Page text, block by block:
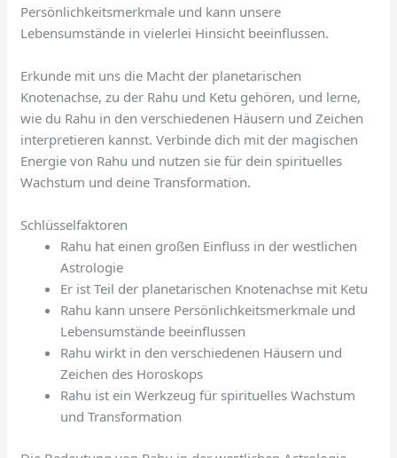
Persönlichkeitsmerkmale und kann unsere
Lebensumstände in vielerlei Hinsicht beeinflussen.
Erkunde mit uns die Macht der planetarischen
Knotenachse, zu der Rahu und Ketu gehören, und lerne,
wie du Rahu in den verschiedenen Häusern und Zeichen
interpretieren kannst. Verbinde dich mit der magischen
Energie von Rahu und nutzen sie für dein spirituelles
Wachstum und deine Transformation.
Schlüsselfaktoren
Rahu hat einen großen Einfluss in der westlichen
Astrologie
Er ist Teil der planetarischen Knotenachse mit Ketu
Rahu kann unsere Persönlichkeitsmerkmale und
Lebensumstände beeinflussen
Rahu wirkt in den verschiedenen Häusern und
Zeichen des Horoskops
Rahu ist ein Werkzeug für spirituelles Wachstum
und Transformation